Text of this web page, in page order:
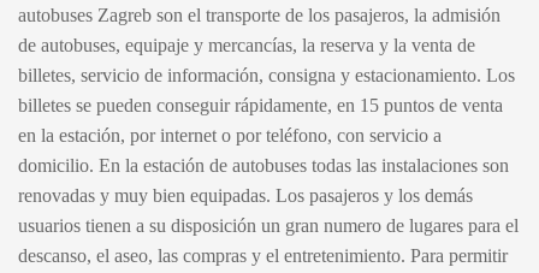
autobuses Zagreb son el transporte de los pasajeros, la admisión
de autobuses, equipaje y mercancías, la reserva y la venta de
billetes, servicio de información, consigna y estacionamiento. Los
billetes se pueden conseguir rápidamente, en 15 puntos de venta
en la estación, por internet o por teléfono, con servicio a
domicilio. En la estación de autobuses todas las instalaciones son
renovadas y muy bien equipadas. Los pasajeros y los demás
usuarios tienen a su disposición un gran numero de lugares para el
descanso, el aseo, las compras y el entretenimiento. Para permitir